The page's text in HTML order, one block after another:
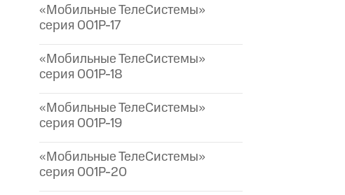
«Мобильные ТелеСистемы»
серия 001P-17
«Мобильные ТелеСистемы»
серия 001P-18
«Мобильные ТелеСистемы»
серия 001P-19
«Мобильные ТелеСистемы»
серия 001P-20